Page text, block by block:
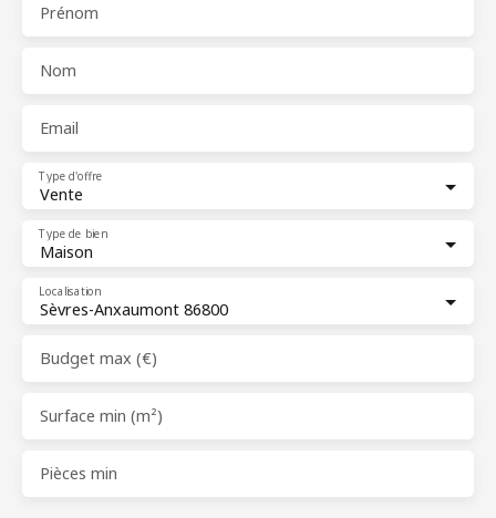
Prénom
Nom
Email
Vente
Type d'offre
Maison
Type de bien
Sèvres-Anxaumont 86800
Localisation
Budget max (€)
Surface min (m²)
Pièces min